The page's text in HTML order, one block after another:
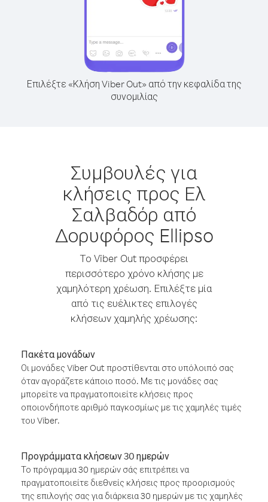
Επιλέξτε «Κλήση Viber Out» από την κεφαλίδα της
συνομιλίας
Συμβουλές για
κλήσεις προς Ελ
Σαλβαδόρ από
Δορυφόρος Ellipso
Το Viber Out προσφέρει
περισσότερο χρόνο κλήσης με
χαμηλότερη χρέωση. Επιλέξτε μία
από τις ευέλικτες επιλογές
κλήσεων χαμηλής χρέωσης:
Πακέτα μονάδων
Οι μονάδες Viber Out προστίθενται στο υπόλοιπό σας
όταν αγοράζετε κάποιο ποσό. Με τις μονάδες σας
μπορείτε να πραγματοποιείτε κλήσεις προς
οποιονδήποτε αριθμό παγκοσμίως με τις χαμηλές τιμές
του Viber.
Προγράμματα κλήσεων 30 ημερών
Το πρόγραμμα 30 ημερών σάς επιτρέπει να
πραγματοποιείτε διεθνείς κλήσεις προς προορισμούς
της επιλογής σας για διάρκεια 30 ημερών με τις χαμηλές